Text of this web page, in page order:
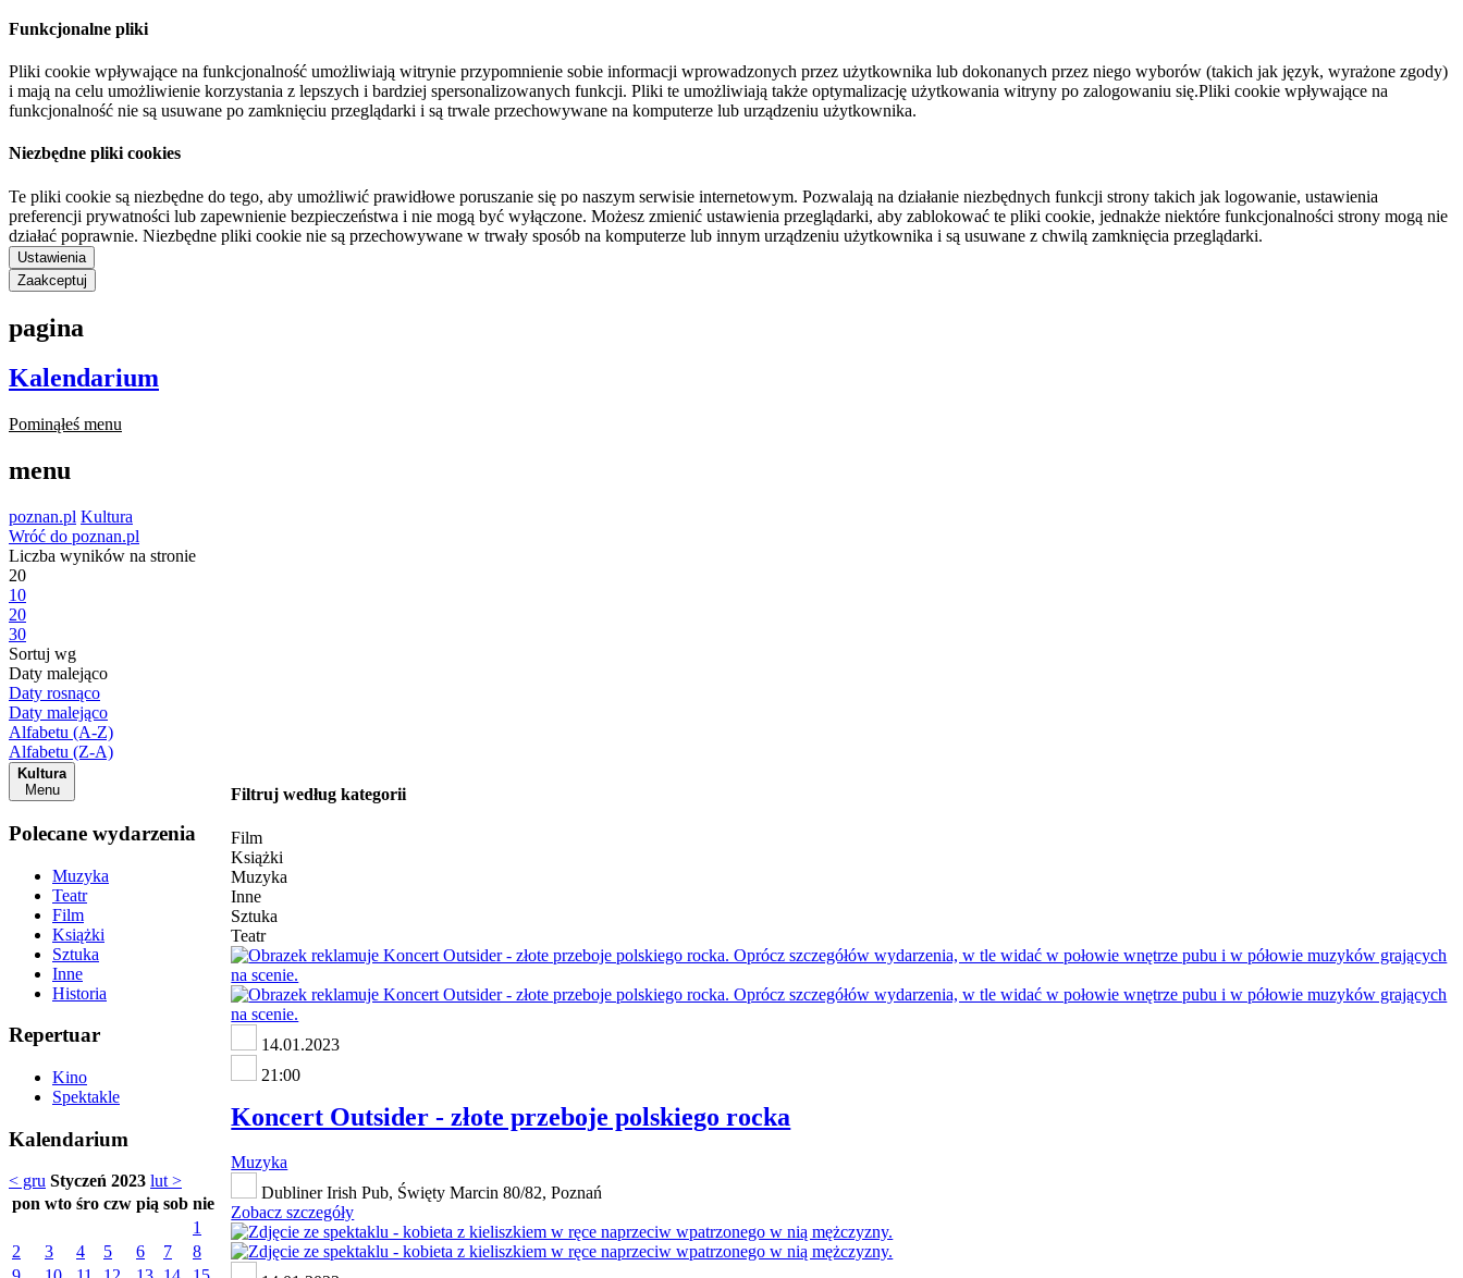
Funkcjonalne pliki
Pliki cookie wpływające na funkcjonalność umożliwiają witrynie przypomnienie sobie informacji wprowadzonych przez użytkownika lub dokonanych przez niego wyborów (takich jak język, wyrażone zgody)
i mają na celu umożliwienie korzystania z lepszych i bardziej spersonalizowanych funkcji. Pliki te umożliwiają także optymalizację użytkowania witryny po zalogowaniu się.Pliki cookie wpływające na
funkcjonalność nie są usuwane po zamknięciu przeglądarki i są trwale przechowywane na komputerze lub urządzeniu użytkownika.
Niezbędne pliki cookies
Te pliki cookie są niezbędne do tego, aby umożliwić prawidłowe poruszanie się po naszym serwisie internetowym. Pozwalają na działanie niezbędnych funkcji strony takich jak logowanie, ustawienia
preferencji prywatności lub zapewnienie bezpieczeństwa i nie mogą być wyłączone. Możesz zmienić ustawienia przeglądarki, aby zablokować te pliki cookie, jednakże niektóre funkcjonalności strony mogą nie
działać poprawnie. Niezbędne pliki cookie nie są przechowywane w trwały sposób na komputerze lub innym urządzeniu użytkownika i są usuwane z chwilą zamknięcia przeglądarki.
Ustawienia
Zaakceptuj
pagina
Kalendarium
Pominąłeś menu
menu
poznan.pl Kultura
Wróć do poznan.pl
Liczba wyników na stronie
20
10
20
30
Sortuj wg
Daty malejąco
Daty rosnąco
Daty malejąco
Alfabetu (A-Z)
Alfabetu (Z-A)
Kultura
Menu
Polecane wydarzenia
Muzyka
Teatr
Film
Książki
Sztuka
Inne
Historia
Repertuar
Kino
Spektakle
Kalendarium
< gru Styczeń 2023 lut >
pon wto śro czw pią sob nie
1
2
3 4 5 6 7
8
Filtruj według kategorii
Film
Książki
Muzyka
Inne
Sztuka
Teatr
14.01.2023
21:00
Koncert Outsider - złote przeboje polskiego rocka
Muzyka
Dubliner Irish Pub, Święty Marcin 80/82, Poznań
Zobacz szczegóły